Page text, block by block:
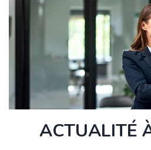
ACTUALITÉ